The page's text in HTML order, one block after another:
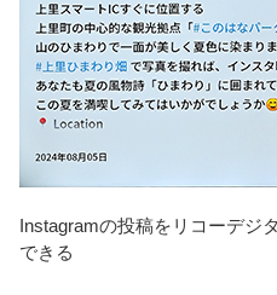
Instagramの投稿をリコーデジ
できる